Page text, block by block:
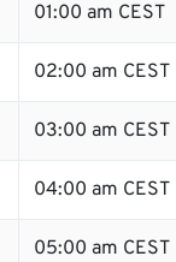
01:00 am CEST
02:00 am CEST
03:00 am CEST
04:00 am CEST
05:00 am CEST